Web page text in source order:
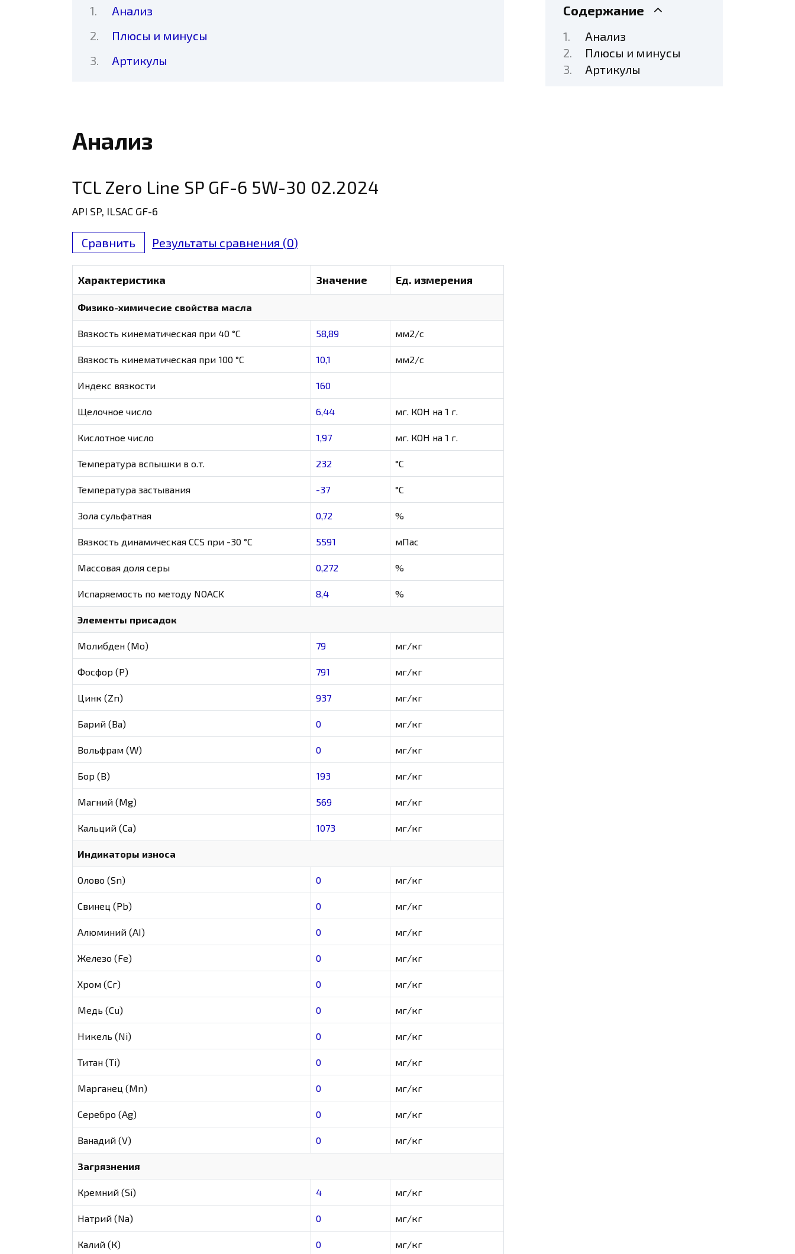
Анализ
Плюсы и минусы
Артикулы
Анализ
TCL Zero Line SP GF-6 5W-30 02.2024
API SP, ILSAC GF-6
Сравнить Результаты сравнения (0)
Характеристика Значение Ед. измерения
Физико-химичесие свойства масла
Вязкость кинематическая при 40 °С 58,89 мм2/с
Вязкость кинематическая при 100 °С 10,1 мм2/с
Индекс вязкости 160
Щелочное число 6,44 мг. КОН на 1 г.
Кислотное число 1,97 мг. КОН на 1 г.
Температура вспышки в о.т. 232 °C
Температура застывания -37 °C
Зола сульфатная 0,72 %
Вязкость динамическая CCS при -30 °С 5591 мПас
Массовая доля серы 0,272 %
Испаряемость по методу NOACK 8,4 %
Элементы присадок
Молибден (Мо) 79 мг/кг
Фосфор (Р) 791 мг/кг
Цинк (Zn) 937 мг/кг
Барий (Ва) 0 мг/кг
Вольфрам (W) 0 мг/кг
Бор (В) 193 мг/кг
Магний (Mg) 569 мг/кг
Кальций (Са) 1073 мг/кг
Индикаторы износа
Олово (Sn) 0 мг/кг
Свинец (Pb) 0 мг/кг
Алюминий (AI) 0 мг/кг
Железо (Fe) 0 мг/кг
Хром (Сг) 0 мг/кг
Медь (Cu) 0 мг/кг
Никель (Ni) 0 мг/кг
Титан (Ti) 0 мг/кг
Марганец (Mn) 0 мг/кг
Серебро (Ag) 0 мг/кг
Ванадий (V) 0 мг/кг
Загрязнения
Кремний (Si) 4 мг/кг
Натрий (Na) 0 мг/кг
Калий (К) 0 мг/кг
Содержание
Анализ
Плюсы и минусы
Артикулы